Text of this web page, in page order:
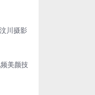
川摄影
美颜技